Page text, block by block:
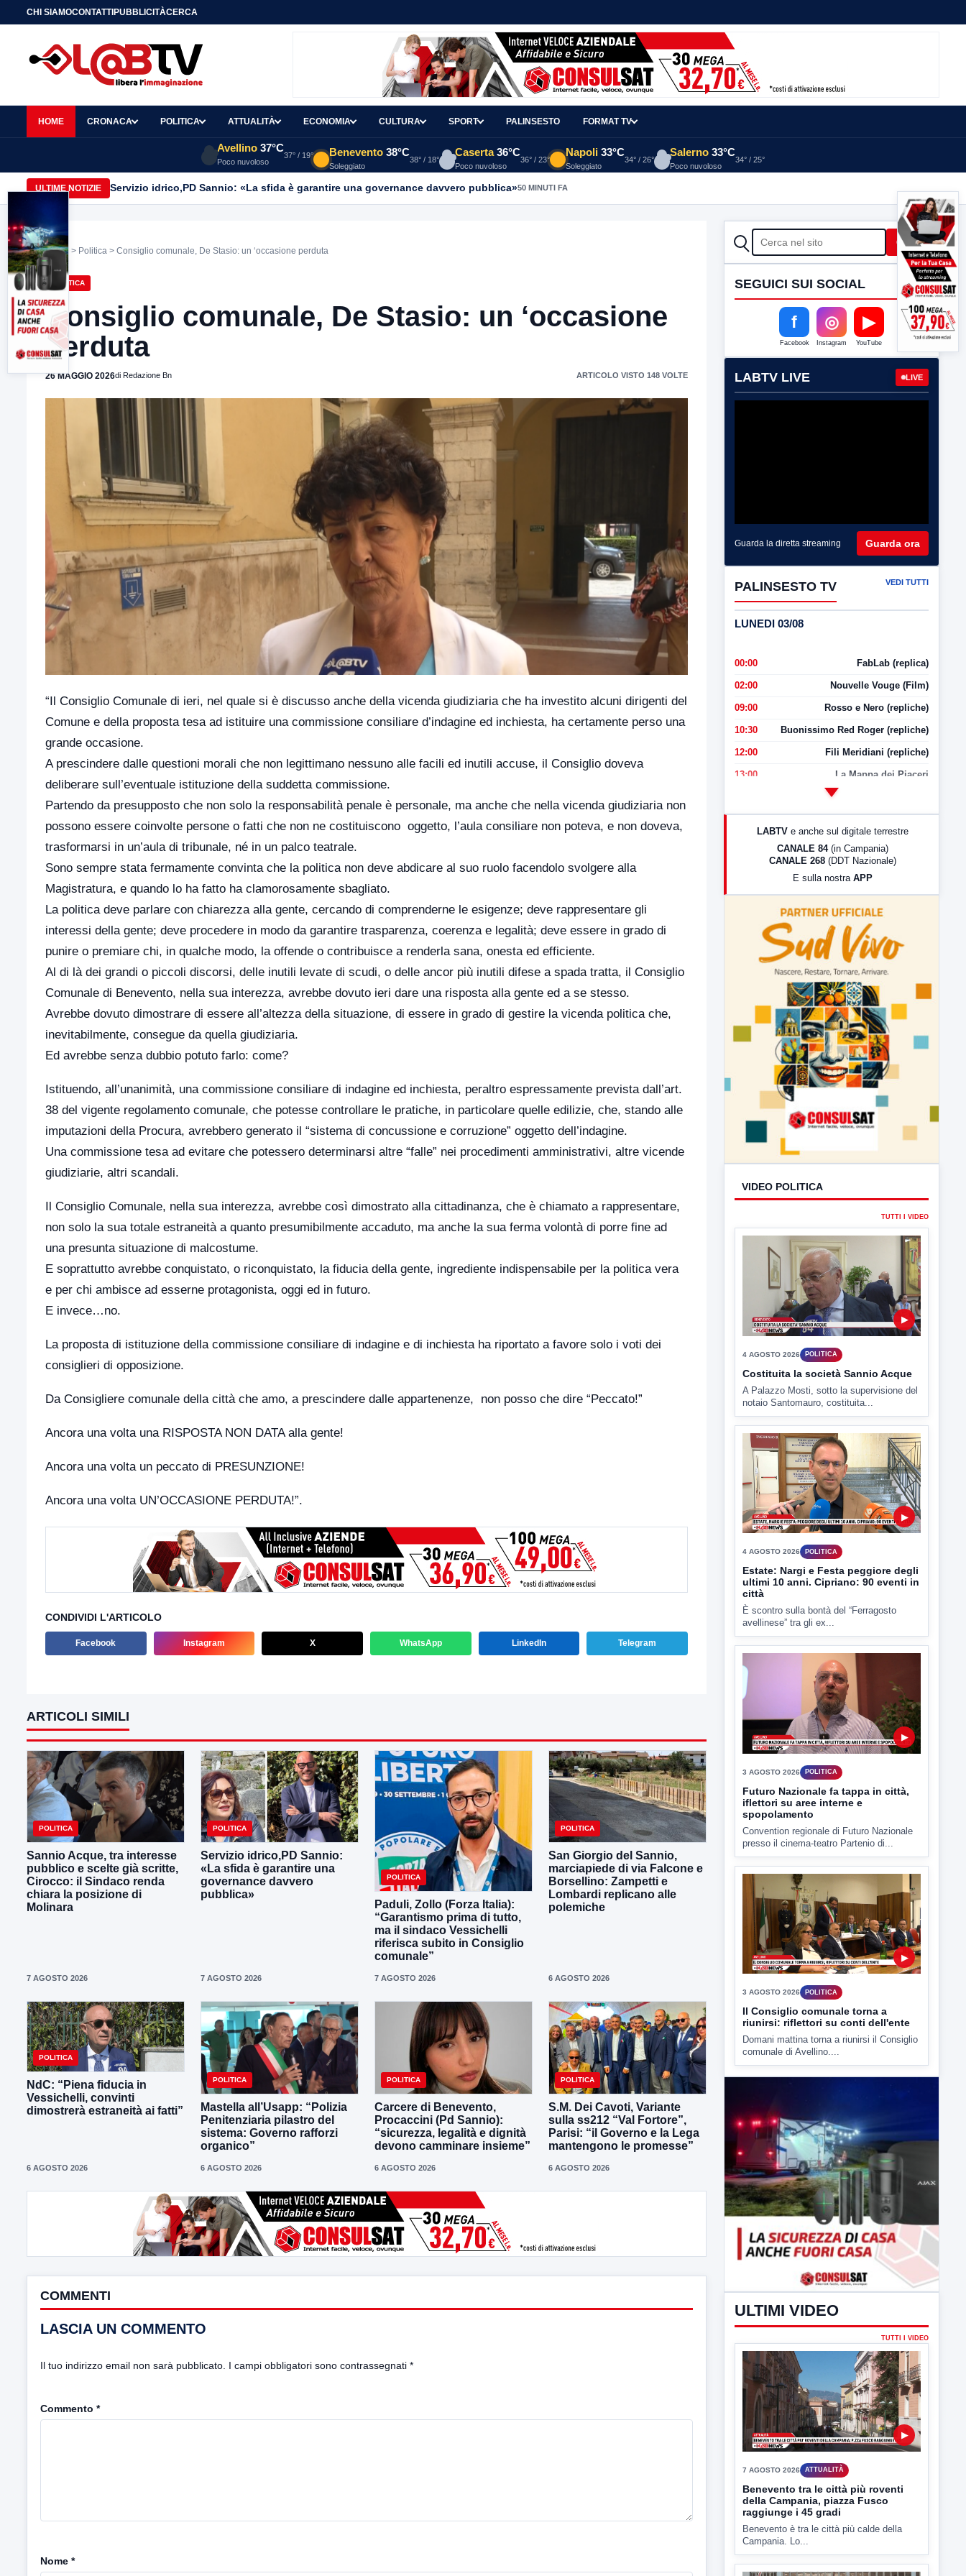
CHI SIAMOCONTATTIPUBBLICITÀCERCA
HOME CRONACA POLITICA ATTUALITÀ ECONOMIA CULTURA SPORT PALINSESTO FORMAT TV
Avellino 37°C
Poco nuvoloso
37° / 19° Benevento 38°C
Soleggiato
38° / 18°
Caserta 36°C
Poco nuvoloso
36° / 23°
Napoli 33°C
Soleggiato
34° / 26°
Salerno 33°C
Poco nuvoloso
34° / 25°
ULTIME NOTIZIE Servizio idrico,PD Sannio: «La sfida è garantire una governance davvero pubblica»50 MINUTI FA
Home > Politica > Consiglio comunale, De Stasio: un ‘occasione perduta
POLITICA
Consiglio comunale, De Stasio: un ‘occasione
perduta
26 MAGGIO 2026di Redazione Bn ARTICOLO VISTO 148 VOLTE
“Il Consiglio Comunale di ieri, nel quale si è discusso anche della vicenda giudiziaria che ha investito alcuni dirigenti del
Comune e della proposta tesa ad istituire una commissione consiliare d’indagine ed inchiesta, ha certamente perso una
grande occasione.
A prescindere dalle questioni morali che non legittimano nessuno alle facili ed inutili accuse, il Consiglio doveva
deliberare sull’eventuale istituzione della suddetta commissione.
Partendo da presupposto che non solo la responsabilità penale è personale, ma anche che nella vicenda giudiziaria non
possono essere coinvolte persone o fatti che non ne costituiscono oggetto, l’aula consiliare non poteva, e non doveva,
trasformarsi in un’aula di tribunale, né in un palco teatrale.
Sono sempre stata fermamente convinta che la politica non deve abdicare al suo ruolo facendolo svolgere alla
Magistratura, e quando lo ha fatto ha clamorosamente sbagliato.
La politica deve parlare con chiarezza alla gente, cercando di comprenderne le esigenze; deve rappresentare gli
interessi della gente; deve procedere in modo da garantire trasparenza, coerenza e legalità; deve essere in grado di
punire o premiare chi, in qualche modo, la offende o contribuisce a renderla sana, onesta ed efficiente.
Al di là dei grandi o piccoli discorsi, delle inutili levate di scudi, o delle ancor più inutili difese a spada tratta, il Consiglio
Comunale di Benevento, nella sua interezza, avrebbe dovuto ieri dare una risposta alla gente ed a se stesso.
Avrebbe dovuto dimostrare di essere all’altezza della situazione, di essere in grado di gestire la vicenda politica che,
inevitabilmente, consegue da quella giudiziaria.
Ed avrebbe senza dubbio potuto farlo: come?
Istituendo, all’unanimità, una commissione consiliare di indagine ed inchiesta, peraltro espressamente prevista dall’art.
38 del vigente regolamento comunale, che potesse controllare le pratiche, in particolare quelle edilizie, che, stando alle
imputazioni della Procura, avrebbero generato il “sistema di concussione e corruzione” oggetto dell’indagine.
Una commissione tesa ad evitare che potessero determinarsi altre “falle” nei procedimenti amministrativi, altre vicende
giudiziarie, altri scandali.
Il Consiglio Comunale, nella sua interezza, avrebbe così dimostrato alla cittadinanza, che è chiamato a rappresentare,
non solo la sua totale estraneità a quanto presumibilmente accaduto, ma anche la sua ferma volontà di porre fine ad
una presunta situazione di malcostume.
E soprattutto avrebbe conquistato, o riconquistato, la fiducia della gente, ingrediente indispensabile per la politica vera
e per chi ambisce ad esserne protagonista, oggi ed in futuro.
E invece…no.
La proposta di istituzione della commissione consiliare di indagine e di inchiesta ha riportato a favore solo i voti dei
consiglieri di opposizione.
Da Consigliere comunale della città che amo, a prescindere dalle appartenenze, non posso che dire “Peccato!”
Ancora una volta una RISPOSTA NON DATA alla gente!
Ancora una volta un peccato di PRESUNZIONE!
Ancora una volta UN’OCCASIONE PERDUTA!”.
CONDIVIDI L'ARTICOLO
Facebook Instagram X WhatsApp LinkedIn Telegram
ARTICOLI SIMILI
POLITICA
Sannio Acque, tra interesse
pubblico e scelte già scritte,
Cirocco: il Sindaco renda
chiara la posizione di
Molinara
7 AGOSTO 2026
POLITICA
Servizio idrico,PD Sannio:
«La sfida è garantire una
governance davvero
pubblica»
7 AGOSTO 2026
POLITICA
Paduli, Zollo (Forza Italia):
“Garantismo prima di tutto,
ma il sindaco Vessichelli
riferisca subito in Consiglio
comunale”
7 AGOSTO 2026
POLITICA
San Giorgio del Sannio,
marciapiede di via Falcone e
Borsellino: Zampetti e
Lombardi replicano alle
polemiche
6 AGOSTO 2026
POLITICA
NdC: “Piena fiducia in
Vessichelli, convinti
dimostrerà estraneità ai fatti”
6 AGOSTO 2026
POLITICA
Mastella all’Usapp: “Polizia
Penitenziaria pilastro del
sistema: Governo rafforzi
organico”
6 AGOSTO 2026
POLITICA
Carcere di Benevento,
Procaccini (Pd Sannio):
“sicurezza, legalità e dignità
devono camminare insieme”
6 AGOSTO 2026
POLITICA
S.M. Dei Cavoti, Variante
sulla ss212 “Val Fortore”,
Parisi: “il Governo e la Lega
mantengono le promesse”
6 AGOSTO 2026
COMMENTI
LASCIA UN COMMENTO
Il tuo indirizzo email non sarà pubblicato. I campi obbligatori sono contrassegnati *
Commento *
Nome *
CERCA Cerca
SEGUICI SUI SOCIAL
f
Facebook
◎
Instagram
▶
YouTube
LABTV LIVE LIVE
Guarda la diretta streaming Guarda ora
PALINSESTO TV VEDI TUTTI
LUNEDI 03/08
00:00 FabLab (replica)
02:00 Nouvelle Vouge (Film)
09:00 Rosso e Nero (repliche)
10:30 Buonissimo Red Roger (repliche)
12:00 Fili Meridiani (repliche)
13:00 La Mappa dei Piaceri
LabNews (Diretta)
LabNews (replica)
LABTV e anche sul digitale terrestre
CANALE 84 (in Campania)
CANALE 268 (DDT Nazionale)
E sulla nostra APP
VIDEO POLITICA
TUTTI I VIDEO
▶
4 AGOSTO 2026 POLITICA
Costituita la società Sannio Acque
A Palazzo Mosti, sotto la supervisione del
notaio Santomauro, costituita...
▶
4 AGOSTO 2026 POLITICA
Estate: Nargi e Festa peggiore degli
ultimi 10 anni. Cipriano: 90 eventi in
città
È scontro sulla bontà del “Ferragosto
avellinese” tra gli ex...
▶
3 AGOSTO 2026
Futuro Nazionale fa tappa in città,
iflettori su aree interne e
spopolamento
Convention regionale di Futuro Nazionale
presso il cinema-teatro Partenio di...
Il Consiglio comunale torna a
riunirsi: riflettori su conti dell'ente
comunale di Avellino....
ULTIMI VIDEO
TUTTI I VIDEO
▶
7 AGOSTO 2026
Benevento tra le città più roventi
della Campania, piazza Fusco
raggiunge i 45 gradi